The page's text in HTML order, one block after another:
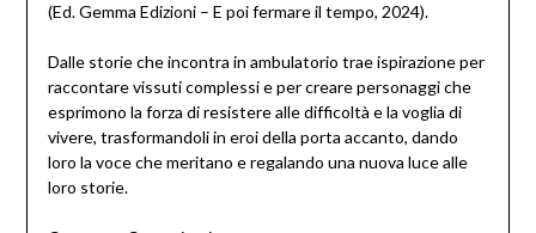
(Ed. Gemma Edizioni – E poi fermare il tempo, 2024).
Dalle storie che incontra in ambulatorio trae ispirazione per
raccontare vissuti complessi e per creare personaggi che
esprimono la forza di resistere alle difficoltà e la voglia di
vivere, trasformandoli in eroi della porta accanto, dando
loro la voce che meritano e regalando una nuova luce alle
loro storie.